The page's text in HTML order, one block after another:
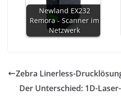
Newland EX232
Remora - Scanner im
Netzwerk
Zebra Linerless-
Der Unterschied: 1D-